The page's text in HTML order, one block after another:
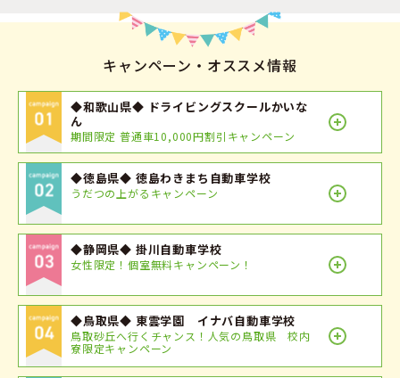
キャンペーン・オススメ情報
◆和歌山県◆ ドライビングスクールかいな
ん
期間限定 普通車10,000円割引キャンペーン
◆徳島県◆ 徳島わきまち自動車学校
うだつの上がるキャンペーン
◆静岡県◆ 掛川自動車学校
女性限定！個室無料キャンペーン！
◆鳥取県◆ 東雲学園 イナバ自動車学校
鳥取砂丘へ行くチャンス！人気の鳥取県 校内
寮限定キャンペーン